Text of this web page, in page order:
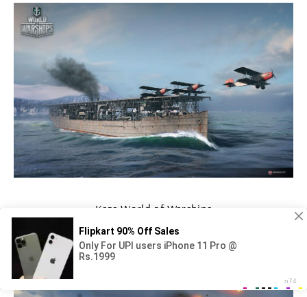
Кага World of Warships